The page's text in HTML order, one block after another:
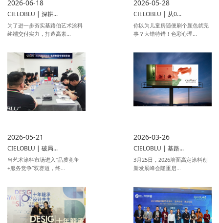
2026-06-18
CIELOBLU | 深耕...
为了进一步夯实基路伯艺术涂料
终端交付实力，打造高素...
2026-05-28
CIELOBLU | 从0...
你以为儿童房随便刷个颜色就完
事？大错特错！色彩心理...
2026-05-21
CIELOBLU | 破局...
当艺术涂料市场进入“品质竞争
+服务竞争”双赛道，终...
2026-03-26
CIELOBLU | 基路...
3月25日，2026墙面高定涂料创
新发展峰会隆重启...